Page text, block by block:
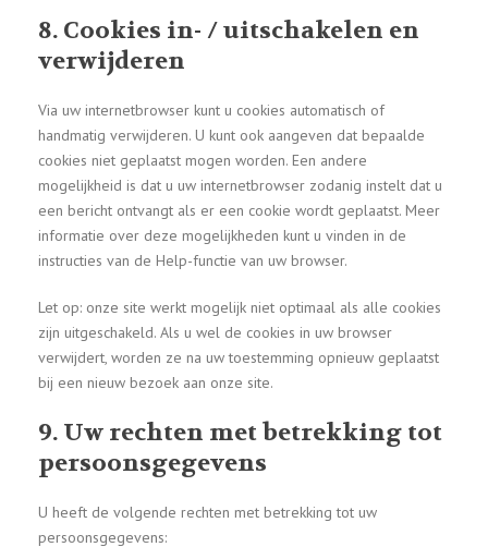
8. Cookies in- / uitschakelen en
verwijderen
Via uw internetbrowser kunt u cookies automatisch of
handmatig verwijderen. U kunt ook aangeven dat bepaalde
cookies niet geplaatst mogen worden. Een andere
mogelijkheid is dat u uw internetbrowser zodanig instelt dat u
een bericht ontvangt als er een cookie wordt geplaatst. Meer
informatie over deze mogelijkheden kunt u vinden in de
instructies van de Help-functie van uw browser.
Let op: onze site werkt mogelijk niet optimaal als alle cookies
zijn uitgeschakeld. Als u wel de cookies in uw browser
verwijdert, worden ze na uw toestemming opnieuw geplaatst
bij een nieuw bezoek aan onze site.
9. Uw rechten met betrekking tot
persoonsgegevens
U heeft de volgende rechten met betrekking tot uw
persoonsgegevens: